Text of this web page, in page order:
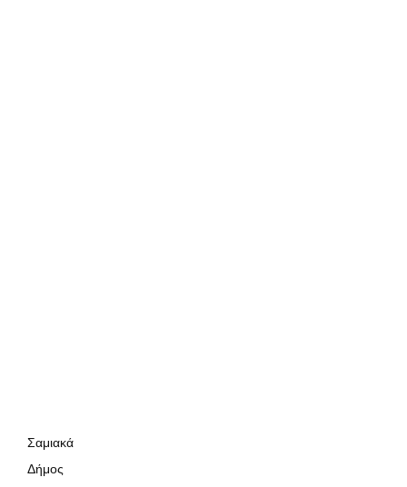
Σαμιακά
Δήμος